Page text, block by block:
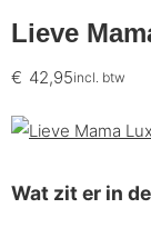
Lieve
€ 42,95incl. btw
Wat zit er in